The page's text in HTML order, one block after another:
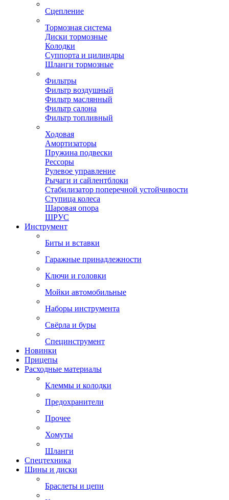
Сцепление
Тормозная система
Диски тормозные
Колодки
Суппорта и цилиндры
Шланги тормозные
Фильтры
Фильтр воздушный
Фильтр маслянный
Фильтр салона
Фильтр топливный
Ходовая
Амортизаторы
Пружина подвески
Рессоры
Рулевое управление
Рычаги и сайлентблоки
Стабилизатор поперечной устойчивости
Ступица колеса
Шаровая опора
ШРУС
Инструмент
Биты и вставки
Гаражные принадлежности
Ключи и головки
Мойки автомобильные
Наборы инструмента
Свёрла и буры
Специнструмент
Новинки
Прицепы
Расходные материалы
Клеммы и колодки
Предохранители
Прочее
Хомуты
Шланги
Спецтехника
Шины и диски
Браслеты и цепи